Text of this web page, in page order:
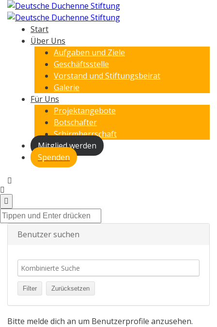
Start
Über Uns
Aufgaben und Ziele
Geschäftsstelle
Vorstand und Stiftungsbeirat
Galerie
Für Uns
Projektangebote
Botschafter
Schirmherrschaft
Mitglied werden
Spenden
Benutzer suchen
Bitte melde dich an um Benutzerprofile anzusehen.